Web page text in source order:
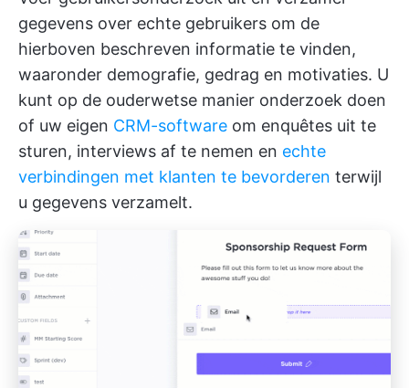
gegevens over echte gebruikers om de
hierboven beschreven informatie te vinden,
waaronder demografie, gedrag en motivaties. U
kunt op de ouderwetse manier onderzoek doen
of uw eigen CRM-software om enquêtes uit te
sturen, interviews af te nemen en echte
verbindingen met klanten te bevorderen terwijl
u gegevens verzamelt.